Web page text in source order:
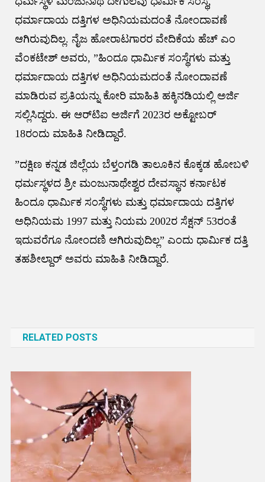
ಧರ್ಮಾದಾಯ ದತ್ತಿಗಳ ಅಧಿನಿಯಮದಂತೆ ನೋಂದಾವಣೆ
ಆಗಿರುವುದಿಲ್ಲ. ನೈಜ ಹೋರಾಟಗಾರರ ವೇದಿಕೆಯ ಹೆಚ್ ಎಂ
ವೆಂಕಟೇಶ್ ಅವರು, ”ಹಿಂದೂ ಧಾರ್ಮಿಕ ಸಂಸ್ಥೆಗಳು ಮತ್ತು
ಧರ್ಮಾದಾಯ ದತ್ತಿಗಳ ಅಧಿನಿಯಮದಂತೆ ನೋಂದಾವಣೆ
ಮಾಡಿರುವ ಪ್ರತಿಯನ್ನು ಕೋರಿ ಮಾಹಿತಿ ಹಕ್ಕಿನಡಿಯಲ್ಲಿ ಅರ್ಜಿ
ಸಲ್ಲಿಸಿದ್ದರು. ಈ ಆರ್‌ಟಿಐ ಅರ್ಜಿಗೆ 2023ರ ಅಕ್ಟೋಬರ್
18ರಂದು ಮಾಹಿತಿ ನೀಡಿದ್ದಾರೆ.
”ದಕ್ಷಿಣ ಕನ್ನಡ ಜಿಲ್ಲೆಯ ಬೆಳ್ತಂಗಡಿ ತಾಲೂಕಿನ ಕೊಕ್ಕಡ ಹೋಬಳಿ
ಧರ್ಮಸ್ಥಳದ ಶ್ರೀ ಮಂಜುನಾಥೇಶ್ವರ ದೇವಸ್ಥಾನ ಕರ್ನಾಟಕ
ಹಿಂದೂ ಧಾರ್ಮಿಕ ಸಂಸ್ಥೆಗಳು ಮತ್ತು ಧರ್ಮಾದಾಯ ದತ್ತಿಗಳ
ಅಧಿನಿಯಮ 1997 ಮತ್ತು ನಿಯಮ 2002ರ ಸೆಕ್ಷನ್ 53ರಂತೆ
ಇದುವರೆಗೂ ನೋಂದಣಿ ಆಗಿರುವುದಿಲ್ಲ” ಎಂದು ಧಾರ್ಮಿಕ ದತ್ತಿ
ತಹಶೀಲ್ದಾರ್‌ ಅವರು ಮಾಹಿತಿ ನೀಡಿದ್ದಾರೆ.
RELATED POSTS